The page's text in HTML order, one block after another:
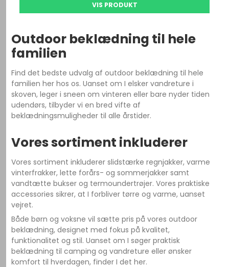
VIS PRODUKT
Outdoor beklædning til hele
familien
Find det bedste udvalg af outdoor beklædning til hele
familien her hos os. Uanset om I elsker vandreture i
skoven, leger i sneen om vinteren eller bare nyder tiden
udendørs, tilbyder vi en bred vifte af
beklædningsmuligheder til alle årstider.
Vores sortiment inkluderer
Vores sortiment inkluderer slidstærke regnjakker, varme
vinterfrakker, lette forårs- og sommerjakker samt
vandtætte bukser og termoundertrøjer. Vores praktiske
accessories sikrer, at I forbliver tørre og varme, uanset
vejret.
Både børn og voksne vil sætte pris på vores outdoor
beklædning, designet med fokus på kvalitet,
funktionalitet og stil. Uanset om I søger praktisk
beklædning til camping og vandreture eller ønsker
komfort til hverdagen, finder I det her.